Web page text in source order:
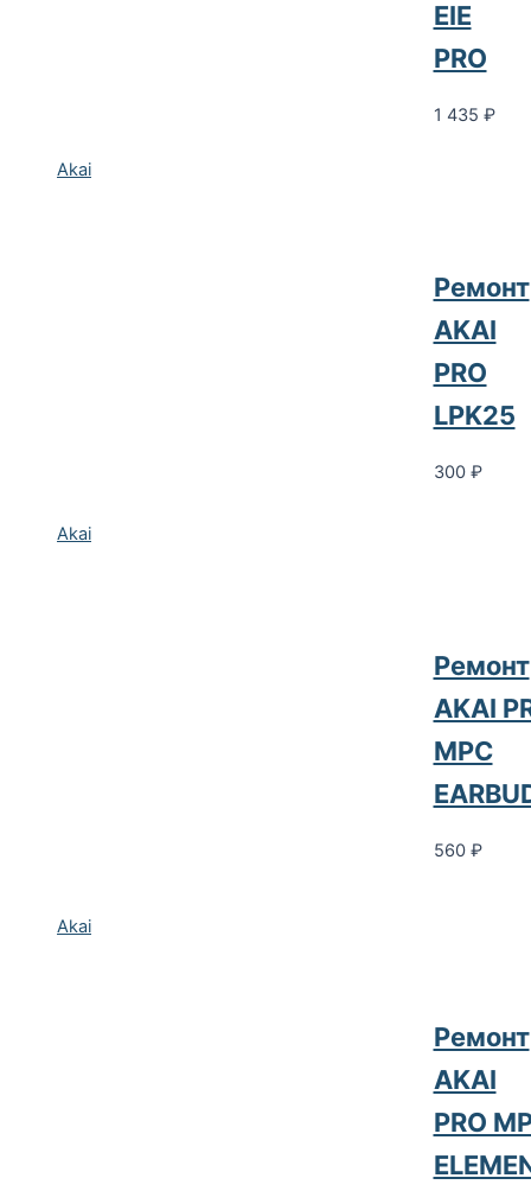
Akai
EIE
PRO
1 435 ₽
Akai
Ремонт
AKAI
PRO
LPK25
300 ₽
Akai
Ремонт
AKAI
MPC
560 ₽
Ремонт
AKAI
PRO